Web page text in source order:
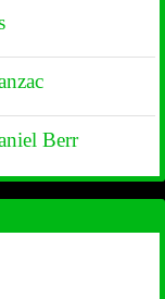
Berr